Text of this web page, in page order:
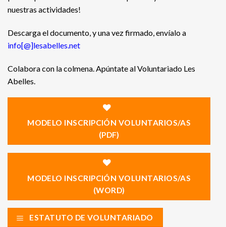
nuestras actividades!
Descarga el documento, y una vez firmado, envíalo a
info[@]lesabelles.net
Colabora con la colmena. Apúntate al Voluntariado Les
Abelles.
MODELO INSCRIPCIÓN VOLUNTARIOS/AS
(PDF)
MODELO INSCRIPCIÓN VOLUNTARIOS/AS
(WORD)
ESTATUTO DE VOLUNTARIADO